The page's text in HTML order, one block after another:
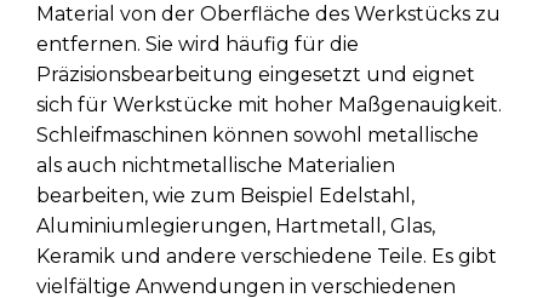
Material von der Oberfläche des Werkstücks zu
entfernen. Sie wird häufig für die
Präzisionsbearbeitung eingesetzt und eignet
sich für Werkstücke mit hoher Maßgenauigkeit.
Schleifmaschinen können sowohl metallische
als auch nichtmetallische Materialien
bearbeiten, wie zum Beispiel Edelstahl,
Aluminiumlegierungen, Hartmetall, Glas,
Keramik und andere verschiedene Teile. Es gibt
vielfältige Anwendungen in verschiedenen